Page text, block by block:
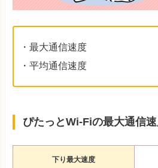
・最大通信速度
・平均通信速度
ぴたっとWi-Fiの最大通信
下り最大速度